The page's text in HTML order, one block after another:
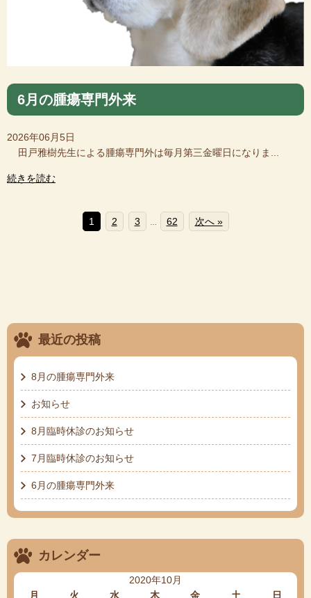
6月の腫瘍専門外来
2026年06月5日
田戸雅樹先生による腫瘍専門外は毎月第三金曜日になりま...
続きを読む
1 2 3 62 次へ »
最近の投稿
8月の腫瘍専門外来
お知らせ
8月臨時休診のお知らせ
7月臨時休診のお知らせ
6月の腫瘍専門外来
カレンダー
2020年10月
月
火 水 木 金 土 日